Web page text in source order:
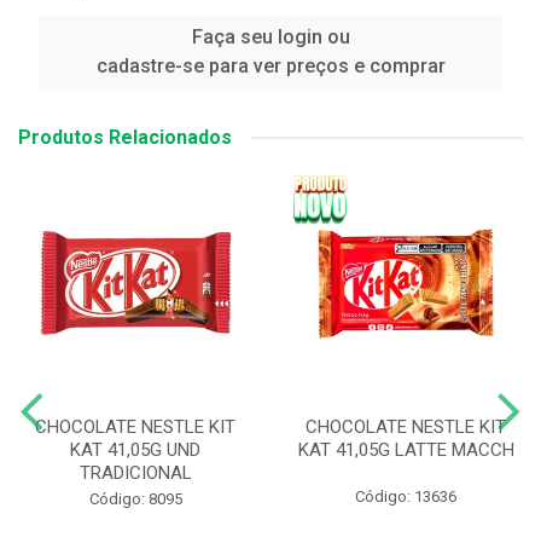
Faça seu login ou
cadastre-se para ver preços e comprar
Produtos Relacionados
CHOCOLATE NESTLE KIT
KAT 41,05G UND
TRADICIONAL
Código: 8095
CHOCOLATE NESTLE KIT
KAT 41,05G LATTE MACCH
Código: 13636